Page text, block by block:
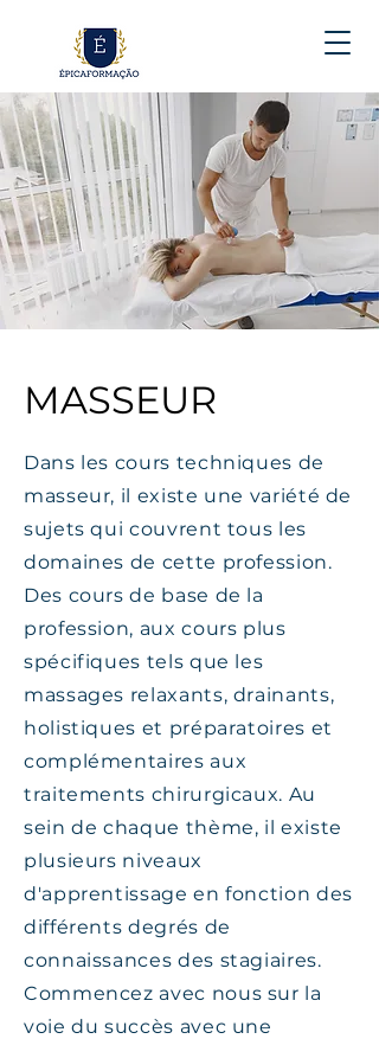
MASSEUR
Dans les cours techniques de
masseur, il existe une variété de
sujets qui couvrent tous les
domaines de cette profession.
Des cours de base de la
profession, aux cours plus
spécifiques tels que les
massages relaxants, drainants,
holistiques et préparatoires et
complémentaires aux
traitements chirurgicaux. Au
sein de chaque thème, il existe
plusieurs niveaux
d'apprentissage en fonction des
différents degrés de
connaissances des stagiaires.
Commencez avec nous sur la
voie du succès avec une